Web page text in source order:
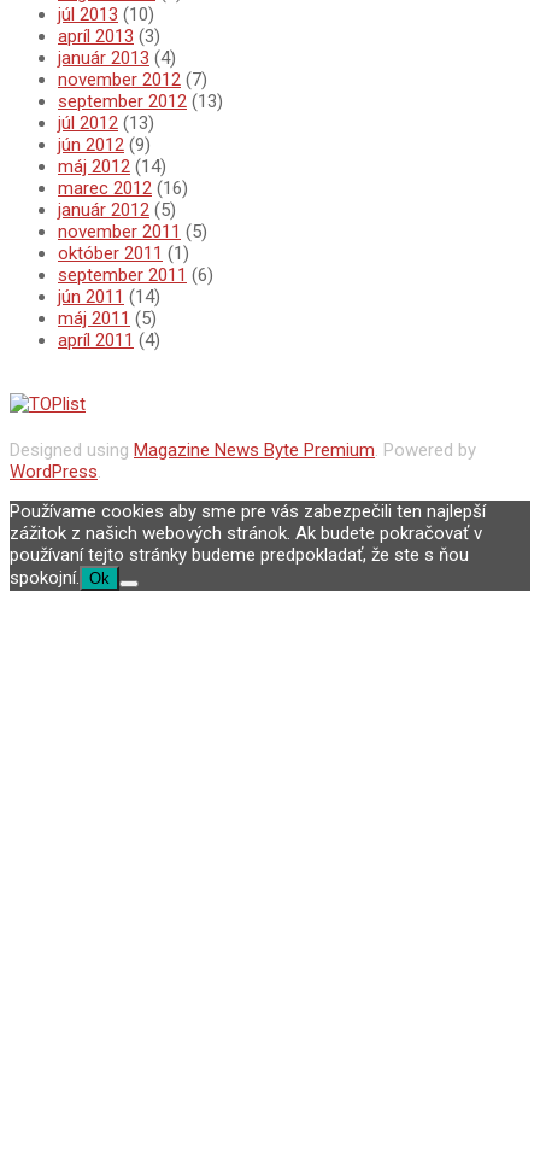
júl 2013 (10)
apríl 2013 (3)
január 2013 (4)
november 2012 (7)
september 2012 (13)
júl 2012 (13)
jún 2012 (9)
máj 2012 (14)
marec 2012 (16)
január 2012 (5)
november 2011 (5)
október 2011 (1)
september 2011 (6)
jún 2011 (14)
máj 2011 (5)
apríl 2011 (4)
Designed using Magazine News Byte Premium. Powered by
WordPress.
Používame cookies aby sme pre vás zabezpečili ten najlepší
zážitok z našich webových stránok. Ak budete pokračovať v
používaní tejto stránky budeme predpokladať, že ste s ňou
spokojní. Ok